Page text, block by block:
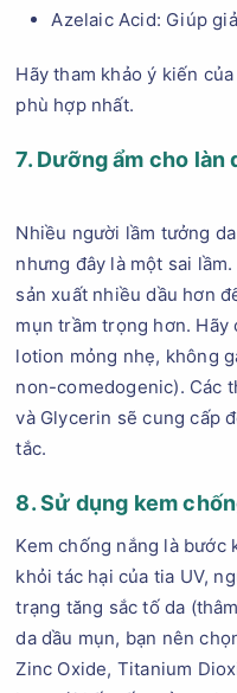
Azelaic Acid: Giúp
Hãy tham khảo ý kiến
phù hợp nhất.
7. Dưỡng ẩm cho làn
Nhiều người lầm tưởng
nhưng đây là một sai
sản xuất nhiều dầu hơn
mụn trầm trọng hơn. Hãy
lotion mỏng nhẹ, không
non-comedogenic). Các
và Glycerin sẽ cung cấp
tắc.
8. Sử dụng kem
Kem chống nắng là bước
khỏi tác hại của tia UV,
trạng tăng sắc tố da
da dầu mụn, bạn nên
Zinc Oxide, Titanium